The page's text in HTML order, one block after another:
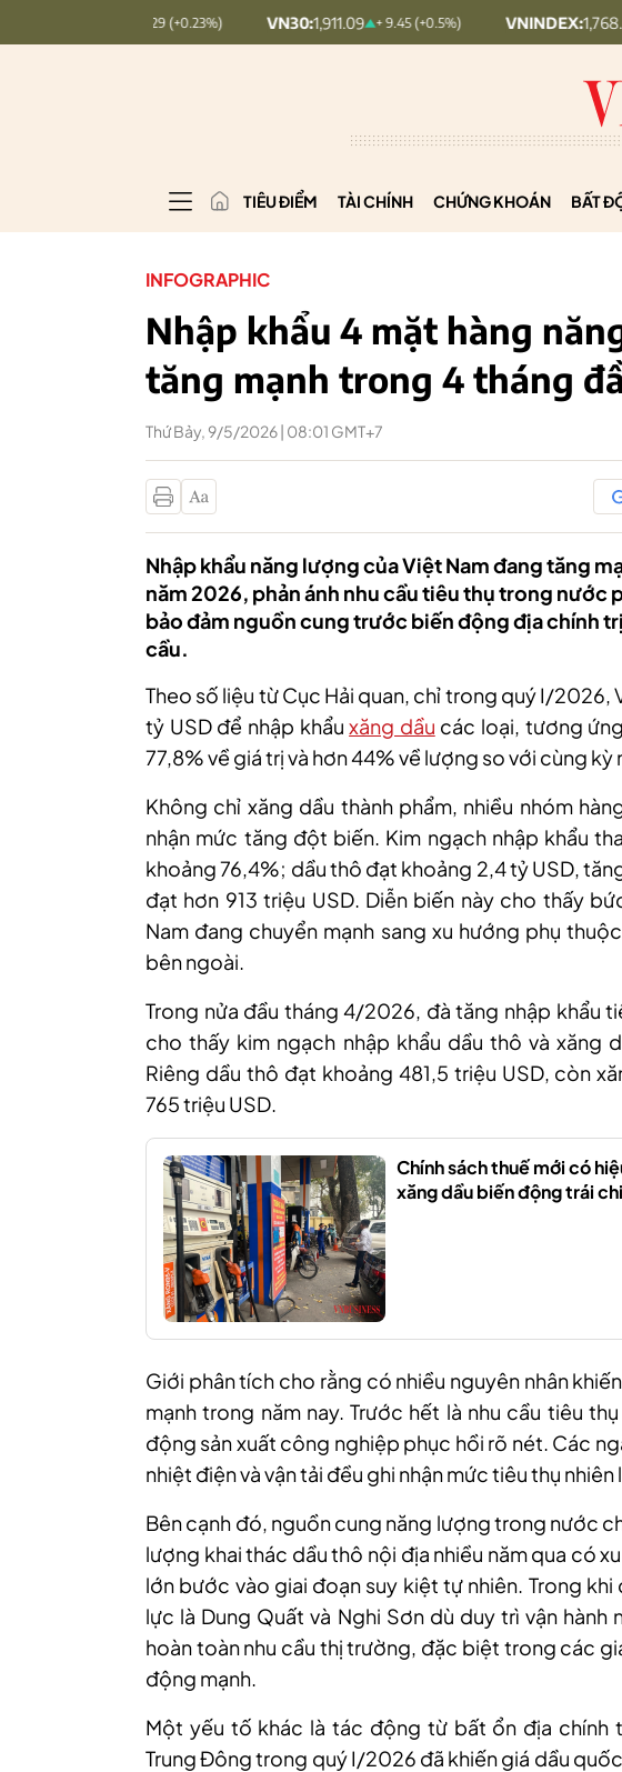
VN30:1,911.09 + 9.45 (+0.5%) VNINDEX: 1,768.06 + 6.83
TIÊU ĐIỂM TÀI CHÍNH CHỨNG KHOÁN BẤT
INFOGRAPHIC
Nhập khẩu 4 mặt hàng
tăng mạnh trong 4 tháng
Thứ Bảy, 9/5/2026 | 08:01 GMT+7
Nhập khẩu năng lượng của Việt Nam đang tăng
năm 2026, phản ánh nhu cầu tiêu thụ trong nước
bảo đảm nguồn cung trước biến động địa chính
cầu.
Theo số liệu từ Cục Hải quan, chỉ trong quý I/2026,
tỷ USD để nhập khẩuxăng dầu các loại, tương
77,8% về giá trị và hơn 44% về lượng so với cùng kỳ
Không chỉ xăng dầu thành phẩm, nhiều nhóm
nhận mức tăng đột biến. Kim ngạch nhập khẩu
khoảng 76,4%; dầu thô đạt khoảng 2,4 tỷ USD,
đạt hơn 913 triệu USD. Diễn biến này cho thấy
Nam đang chuyển mạnh sang xu hướng phụ
bên ngoài.
Trong nửa đầu tháng 4/2026, đà tăng nhập khẩu
cho thấy kim ngạch nhập khẩu dầu thô và xăng
Riêng dầu thô đạt khoảng 481,5 triệu USD, còn
765 triệu USD.
Chính sách thuế mới có
xăng dầu biến động trái
Giới phân tích cho rằng có nhiều nguyên nhân
mạnh trong năm nay. Trước hết là nhu cầu tiêu
động sản xuất công nghiệp phục hồi rõ nét. Các
nhiệt điện và vận tải đều ghi nhận mức tiêu thụ
Bên cạnh đó, nguồn cung năng lượng trong nước
lượng khai thác dầu thô nội địa nhiều năm qua có
lớn bước vào giai đoạn suy kiệt tự nhiên. Trong khi
lực là Dung Quất và Nghi Sơn dù duy trì vận hành
hoàn toàn nhu cầu thị trường, đặc biệt trong các
động mạnh.
Một yếu tố khác là tác động từ bất ổn địa chính
Trung Đông trong quý I/2026 đã khiến giá dầu